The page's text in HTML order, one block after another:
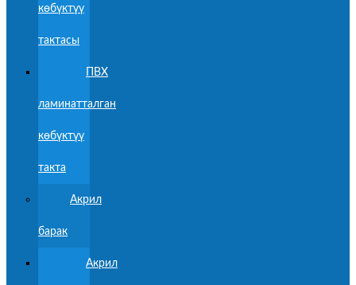
көбүктүү
тактасы
ПВХ
ламинатталган
көбүктүү
такта
Акрил
барак
Акрил